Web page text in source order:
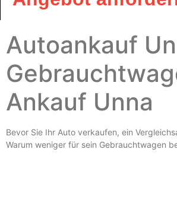
Autoankauf
Ankauf Unna
Bevor Sie Ihr Auto verkaufen, ein
Warum weniger für sein Gebrauchtwagen